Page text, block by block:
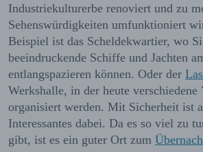
Industriekulturerbe renoviert und zu
Sehenswürdigkeiten umfunktioniert
Beispiel ist das Scheldekwartier, wo
beeindruckende Schiffe und Jachten
entlangspazieren können. Oder der
Werkshalle, in der heute verschiedene
organisiert werden. Mit Sicherheit ist
Interessantes dabei. Da es so viel zu
gibt, ist es ein guter Ort zum